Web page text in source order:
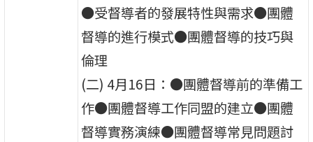
●受督導者的發展特性與需求●團體
督導的進行模式●團體督導的技巧與
倫理
(二) 4月16日：●團體督導前的準備工
作●團體督導工作同盟的建立●團體
督導實務演練●團體督導常見問題討